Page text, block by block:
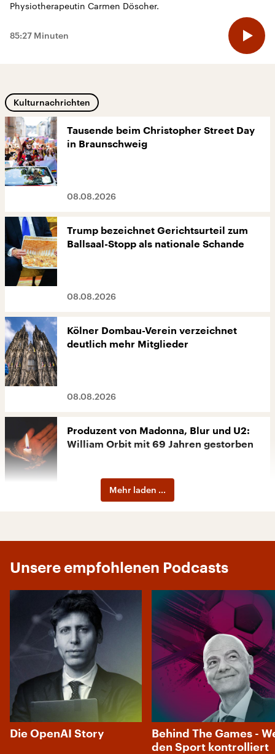
Physiotherapeutin Carmen Döscher.
85:27 Minuten
Kulturnachrichten
Tausende beim Christopher Street Day
in Braunschweig
08.08.2026
Trump bezeichnet Gerichtsurteil zum
Ballsaal-Stopp als nationale Schande
08.08.2026
Kölner Dombau-Verein verzeichnet
deutlich mehr Mitglieder
08.08.2026
Produzent von Madonna, Blur und U2:
William Orbit mit 69 Jahren gestorben
08.08.2026
08.08.2026
Berliner Volksbühne öffnet temporäres
Schwimmbecken
08.08.2026
Filmfestival von San Sebastián ehrt
Werner Herzog für Lebenswerk
Mehr laden ...
Unsere empfohlenen Podcasts
Die OpenAI Story
Behind The Games -
den Sport kontrolliert